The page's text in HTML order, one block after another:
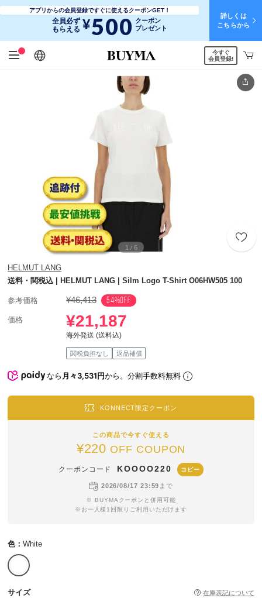
アプリからの会員登録ですぐに使えるクーポンGET！
全員必ず
もらえる ¥500 クーポン
プレゼント
詳しくは
こちらから
日本語
English
简体中文
繁體中文
今すぐ
会員登録!
1 / 6
HELMUT LANG
送料・関税込 | HELMUT LANG | Silm Logo T-Shirt O06HW505 100
参考価格 ¥46,413 54%OFF
価格 ¥21,187
海外発送 (送料込)
関税負担なし 返品補償
なら月々3,531円から。分割手数料無料
KONNECT限定クーポン
この商品で今すぐ使える
¥220 OFF COUPON
クーポンコード KOOOO220 コピー
2026/08/17 23:59 まで
※ BUYMAクーポンと併用可能
※お一人様1回限りご利用いただけます
色： White
サイズ 在庫表記について